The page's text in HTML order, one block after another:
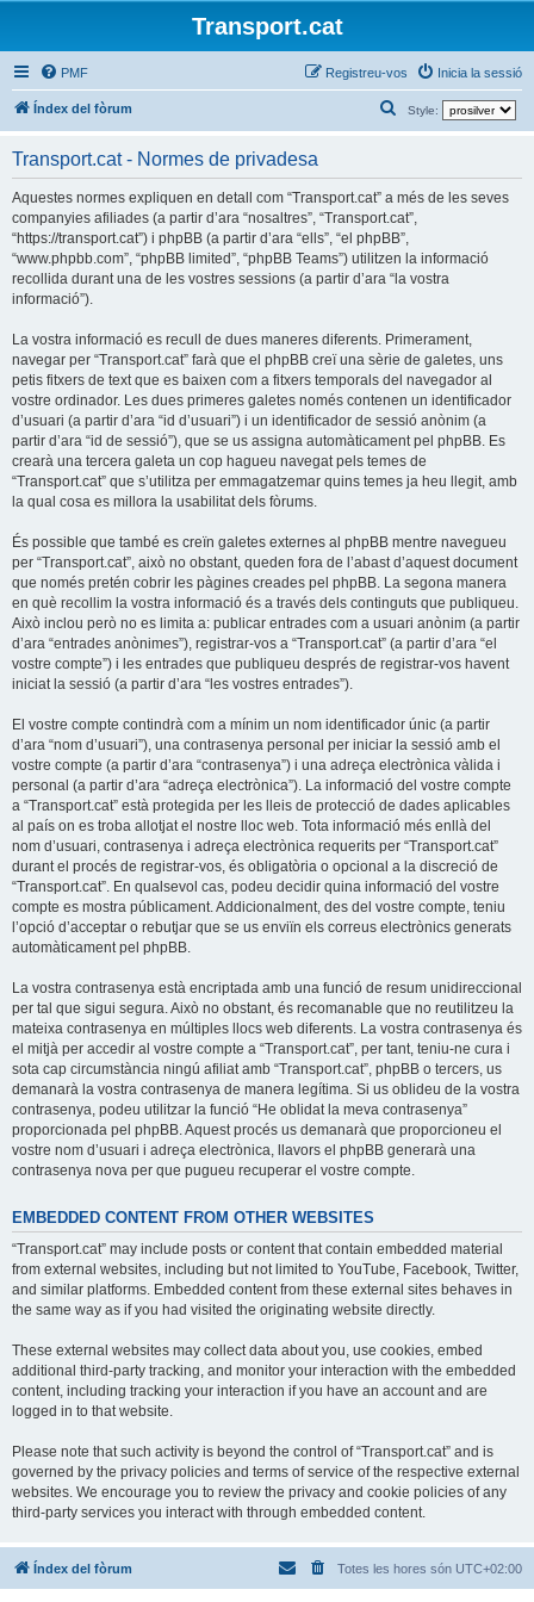
Transport.cat
PMF Inicia la sessió
Registreu-vos
Índex del fòrum Style:
e
c
a
Transport.cat - Normes de privadesa
Aquestes normes expliquen en detall com “Transport.cat” a més de les seves
companyies afiliades (a partir d’ara “nosaltres”, “Transport.cat”,
“https://transport.cat”) i phpBB (a partir d’ara “ells”, “el phpBB”,
“www.phpbb.com”, “phpBB limited”, “phpBB Teams”) utilitzen la informació
recollida durant una de les vostres sessions (a partir d’ara “la vostra
informació”).
La vostra informació es recull de dues maneres diferents. Primerament,
navegar per “Transport.cat” farà que el phpBB creï una sèrie de galetes, uns
petis fitxers de text que es baixen com a fitxers temporals del navegador al
vostre ordinador. Les dues primeres galetes només contenen un identificador
d’usuari (a partir d’ara “id d’usuari”) i un identificador de sessió anònim (a
partir d’ara “id de sessió”), que se us assigna automàticament pel phpBB. Es
crearà una tercera galeta un cop hagueu navegat pels temes de
“Transport.cat” que s’utilitza per emmagatzemar quins temes ja heu llegit, amb
la qual cosa es millora la usabilitat dels fòrums.
És possible que també es creïn galetes externes al phpBB mentre navegueu
per “Transport.cat”, això no obstant, queden fora de l’abast d’aquest document
que només pretén cobrir les pàgines creades pel phpBB. La segona manera
en què recollim la vostra informació és a través dels continguts que publiqueu.
Això inclou però no es limita a: publicar entrades com a usuari anònim (a partir
d’ara “entrades anònimes”), registrar-vos a “Transport.cat” (a partir d’ara “el
vostre compte”) i les entrades que publiqueu després de registrar-vos havent
iniciat la sessió (a partir d’ara “les vostres entrades”).
El vostre compte contindrà com a mínim un nom identificador únic (a partir
d’ara “nom d’usuari”), una contrasenya personal per iniciar la sessió amb el
vostre compte (a partir d’ara “contrasenya”) i una adreça electrònica vàlida i
personal (a partir d’ara “adreça electrònica”). La informació del vostre compte
a “Transport.cat” està protegida per les lleis de protecció de dades aplicables
al país on es troba allotjat el nostre lloc web. Tota informació més enllà del
nom d’usuari, contrasenya i adreça electrònica requerits per “Transport.cat”
durant el procés de registrar-vos, és obligatòria o opcional a la discreció de
“Transport.cat”. En qualsevol cas, podeu decidir quina informació del vostre
compte es mostra públicament. Addicionalment, des del vostre compte, teniu
l’opció d’acceptar o rebutjar que se us enviïn els correus electrònics generats
automàticament pel phpBB.
La vostra contrasenya està encriptada amb una funció de resum unidireccional
per tal que sigui segura. Això no obstant, és recomanable que no reutilitzeu la
mateixa contrasenya en múltiples llocs web diferents. La vostra contrasenya és
el mitjà per accedir al vostre compte a “Transport.cat”, per tant, teniu-ne cura i
sota cap circumstància ningú afiliat amb “Transport.cat”, phpBB o tercers, us
demanarà la vostra contrasenya de manera legítima. Si us oblideu de la vostra
contrasenya, podeu utilitzar la funció “He oblidat la meva contrasenya”
proporcionada pel phpBB. Aquest procés us demanarà que proporcioneu el
vostre nom d’usuari i adreça electrònica, llavors el phpBB generarà una
contrasenya nova per que pugueu recuperar el vostre compte.
EMBEDDED CONTENT FROM OTHER WEBSITES
“Transport.cat” may include posts or content that contain embedded material
from external websites, including but not limited to YouTube, Facebook, Twitter,
and similar platforms. Embedded content from these external sites behaves in
the same way as if you had visited the originating website directly.
These external websites may collect data about you, use cookies, embed
additional third-party tracking, and monitor your interaction with the embedded
content, including tracking your interaction if you have an account and are
logged in to that website.
Please note that such activity is beyond the control of “Transport.cat” and is
governed by the privacy policies and terms of service of the respective external
websites. We encourage you to review the privacy and cookie policies of any
third-party services you interact with through embedded content.
Índex del fòrum Totes les hores són UTC+02:00